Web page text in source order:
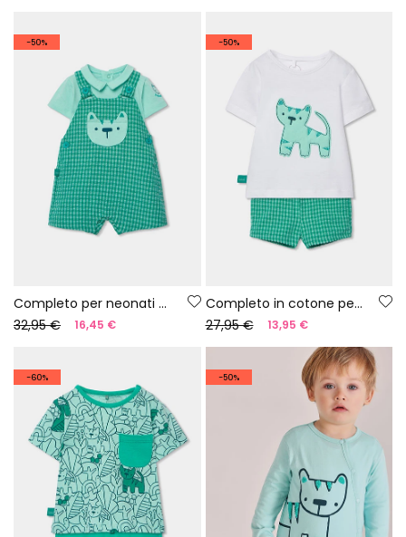
-50%
Completo per neonati salopette e maglietta a quadri in cotone
32,95 €
16,45 €
-50%
Completo in cotone per neonato bianco e verde
27,95 €
13,95 €
-60% -50%